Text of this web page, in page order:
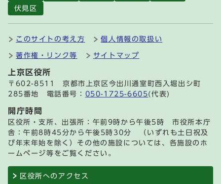
伏見区
このサイトの考え方 個人情報の取扱い
著作権・リンク等 サイトマップ
上京区役所
〒602-8511 京都市上京区今出川通室町西入堀出シ町
285番地 電話番号： 050-1725-6605(代表)
開庁時間
区役所・支所、出張所：午前9時から午後5時 市役所本庁
舎：午前8時45分から午後5時30分 （いずれも土日祝及
び年末年始を除く）その他の施設については、各施設のホ
ームページ等をご覧ください。
区役所へのアクセス